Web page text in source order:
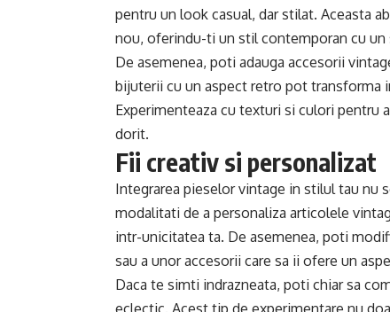
pentru un look casual, dar stilat. Aceasta
nou, oferindu-ti un stil contemporan cu
De asemenea, poti adauga accesorii
bijuterii cu un aspect retro pot transforma
Experimenteaza cu texturi si culori
dorit.
Fii creativ si personalizat
Integrarea pieselor vintage in stilul tau nu
modalitati de a personaliza articolele
intr-unicitatea ta. De asemenea, poti
sau a unor accesorii care sa ii ofere un
Daca te simti indrazneata, poti chiar sa
eclectic. Acest tip de experimentare nu